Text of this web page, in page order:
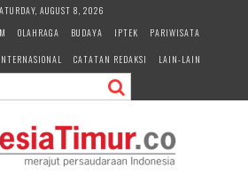
AUGUST 8, 2026
OLAHRAGA BUDAYA IPTEK
PARIWISATA
CATATAN REDAKSI LAIN-LAIN